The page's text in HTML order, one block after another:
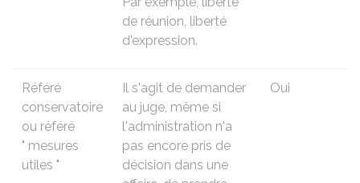
de réunion, liberté
d'expression.
Référé
conservatoire
ou référé
" mesures
utiles "
Il s'agit de demander
au juge, même si
l'administration n'a
pas encore pris de
décision dans une
Oui